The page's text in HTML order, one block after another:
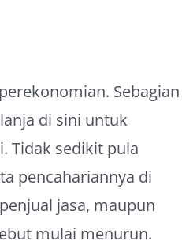
Sebagian
di sini untuk
Tidak sedikit pula
pencahariannya di
jasa, maupun
mulai menurun.